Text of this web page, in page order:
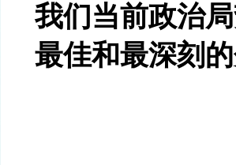
我们当前政治
最佳和最深刻